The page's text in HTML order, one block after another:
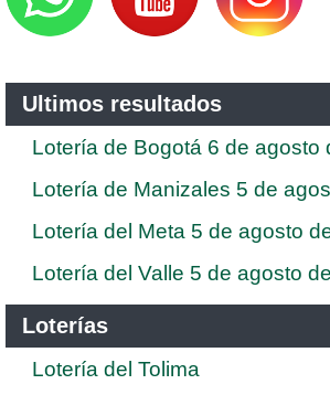
Ultimos resultados
Lotería de Bogotá 6 de agosto
Lotería de Manizales 5 de
Lotería del Meta 5 de agosto
Lotería del Valle 5 de agosto
Loterías
Lotería del Tolima